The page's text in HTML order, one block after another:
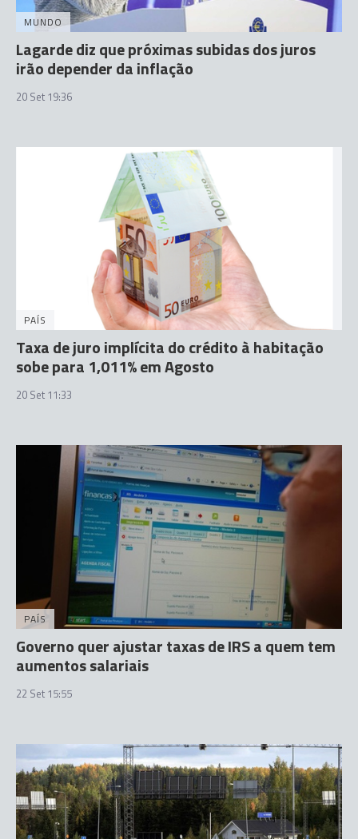
MUNDO
Lagarde diz que próximas subidas dos juros
irão depender da inflação
20 Set 19:36
PAÍS
Taxa de juro implícita do crédito à habitação
sobe para 1,011% em Agosto
20 Set 11:33
PAÍS
Governo quer ajustar taxas de IRS a quem tem
aumentos salariais
22 Set 15:55